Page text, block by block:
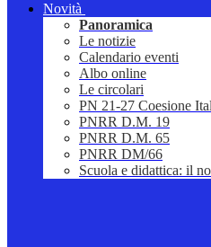
Novità
Panoramica
Le notizie
Calendario eventi
Albo online
Le circolari
PN 21-27 Coesione
PNRR D.M. 19
PNRR D.M. 65
PNRR DM/66
Scuola e didattica: il